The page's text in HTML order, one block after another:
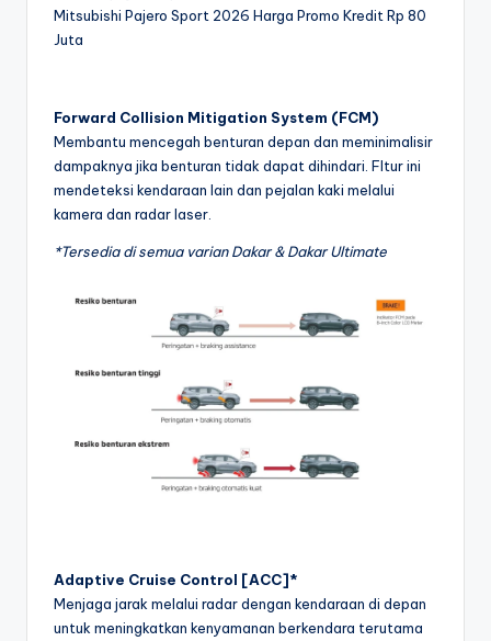
Forward Collision Mitigation System (FCM)
Membantu mencegah benturan depan dan meminimalisir
dampaknya jika benturan tidak dapat dihindari. FItur ini
mendeteksi kendaraan lain dan pejalan kaki melalui
kamera dan radar laser.
*Tersedia di semua varian Dakar & Dakar Ultimate
Adaptive Cruise Control [ACC]*
Menjaga jarak melalui radar dengan kendaraan di depan
untuk meningkatkan kenyamanan berkendara terutama